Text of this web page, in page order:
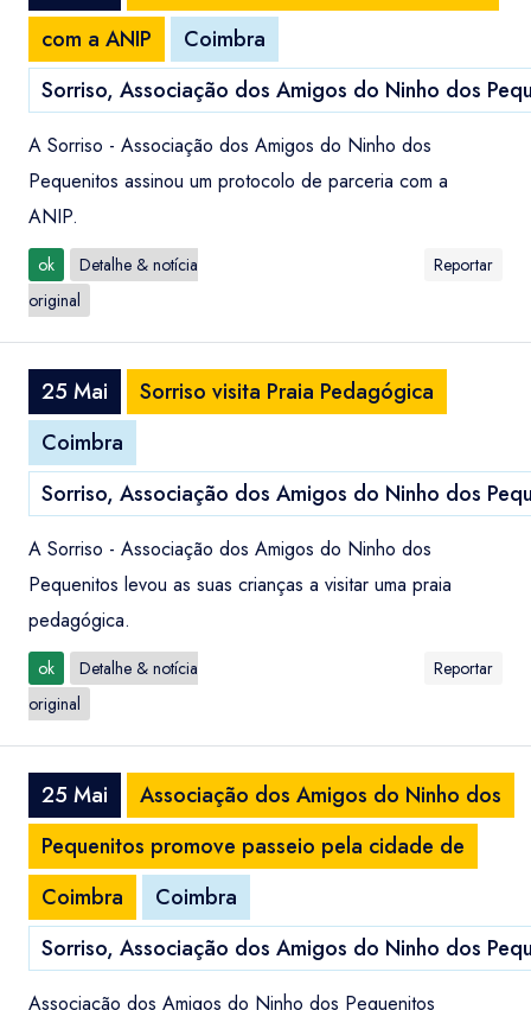
com a ANIP
Coimbra
Sorriso, Associação dos Amigos do Ninho dos
A Sorriso - Associação dos Amigos do Ninho dos
Pequenitos assinou um protocolo de parceria com a
ANIP.
ok
Detalhe & notícia
original
Reportar
25 Mai
Sorriso visita Praia Pedagógica
Coimbra
Sorriso, Associação dos Amigos do Ninho dos
A Sorriso - Associação dos Amigos do Ninho dos
Pequenitos levou as suas crianças a visitar uma praia
pedagógica.
ok
Detalhe & notícia
original
Reportar
25 Mai
Associação dos Amigos do Ninho dos
Pequenitos promove passeio pela cidade de
Coimbra
Coimbra
Sorriso, Associação dos Amigos do Ninho dos
Associação dos Amigos do Ninho dos Pequenitos